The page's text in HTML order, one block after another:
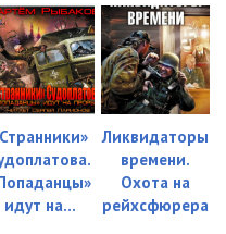
12:18
08:32
06:56
08:50
11:53
идут на...
Ликвидаторы
времени.
Охота на
рейхсфюрера